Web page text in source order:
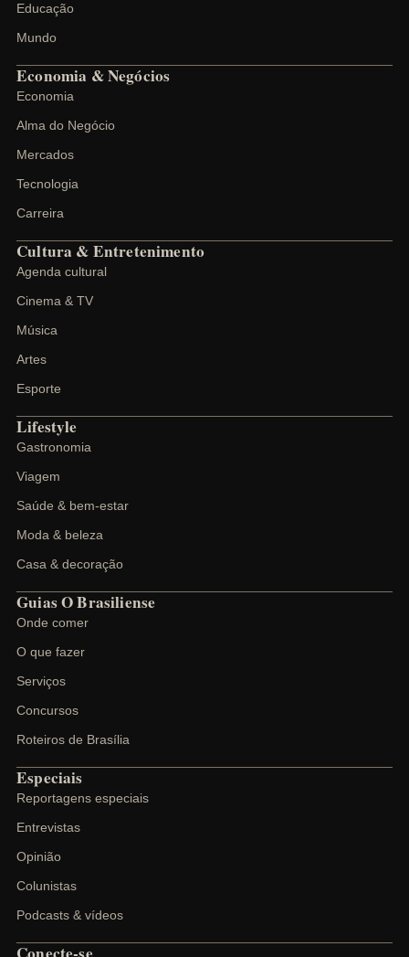
Educação
Mundo
Economia & Negócios
Economia
Alma do Negócio
Mercados
Tecnologia
Carreira
Cultura & Entretenimento
Agenda cultural
Cinema & TV
Música
Artes
Esporte
Lifestyle
Gastronomia
Viagem
Saúde & bem-estar
Moda & beleza
Casa & decoração
Guias O Brasiliense
Onde comer
O que fazer
Serviços
Concursos
Roteiros de Brasília
Especiais
Reportagens especiais
Entrevistas
Opinião
Colunistas
Podcasts & vídeos